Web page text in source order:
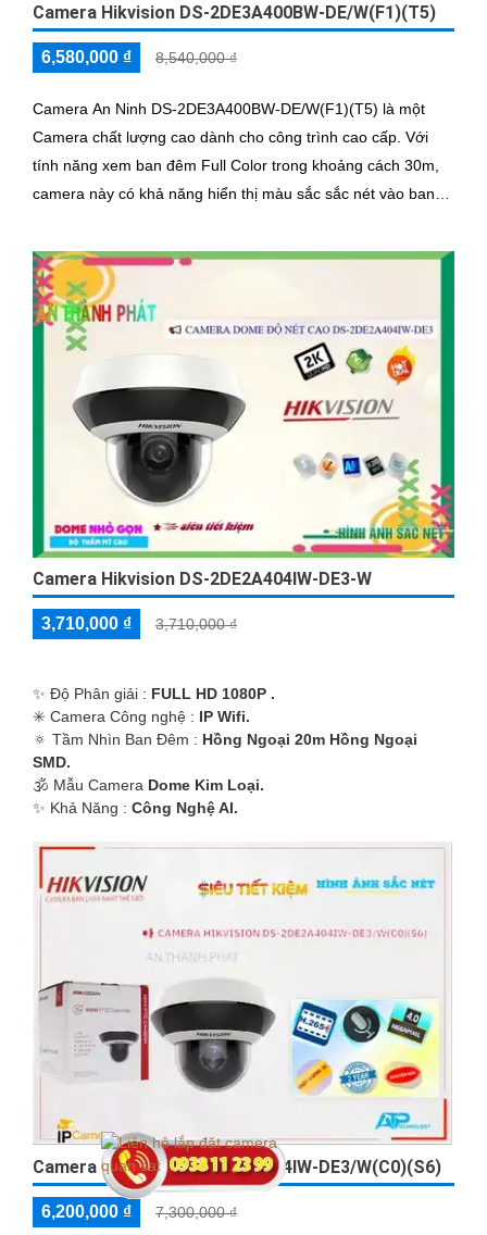
Camera Hikvision DS-2DE3A400BW-DE/W(F1)(T5)
6,580,000 ₫ 8,540,000 ₫
Camera An Ninh DS-2DE3A400BW-DE/W(F1)(T5) là một
Camera chất lượng cao dành cho công trình cao cấp. Với
tính năng xem ban đêm Full Color trong khoảng cách 30m,
camera này có khả năng hiển thị màu sắc sắc nét vào ban
Camera Hikvision DS-2DE2A404IW-DE3-W
3,710,000 ₫ 3,710,000 ₫
✨ Độ Phân giải : FULL HD 1080P .
✳️ Camera Công nghệ : IP Wifi.
🔅 Tầm Nhìn Ban Đêm : Hồng Ngoại 20m Hồng Ngoại
SMD.
🕉️ Mẫu Camera Dome Kim Loại.
️✨ Khả Năng : Công Nghệ AI.
Camera Hikvision DS-2DE2A404IW-DE3/W(C0)(S6)
6,200,000 ₫ 7,300,000 ₫